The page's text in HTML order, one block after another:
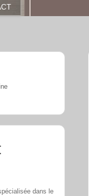
dans le